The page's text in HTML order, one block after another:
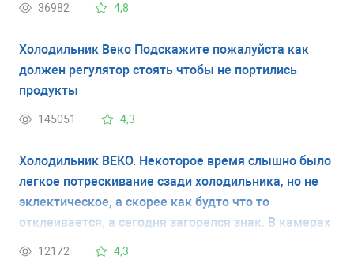
36982 4,8
Холодильник Веко Подскажите пожалуйста как
должен регулятор стоять чтобы не портились
продукты
145051 4,3
Холодильник ВЕКО. Некоторое время слышно было
легкое потрескивание сзади холодильника, но не
эклектическое, а скорее как будто что то
отклеивается, а сегодня загорелся знак. В камерах
холодно, но температуру пока не измерял(нечем).
12172 4,3